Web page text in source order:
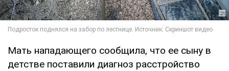
Мать нападающего сообщила, что ее сыну в
детстве поставили диагноз расстройство